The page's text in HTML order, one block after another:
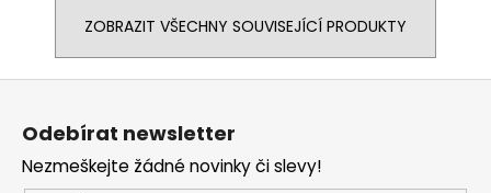
ZOBRAZIT VŠECHNY SOUVISEJÍCÍ PRODUKTY
Odebírat newsletter
Nezmeškejte žádné novinky či slevy!